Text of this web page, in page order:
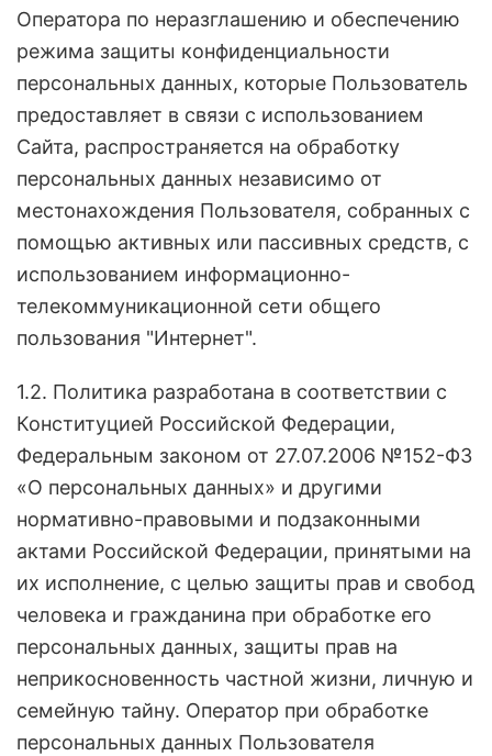
Оператора по неразглашению и обеспечению
режима защиты конфиденциальности
персональных данных, которые Пользователь
предоставляет в связи с использованием
Сайта, распространяется на обработку
персональных данных независимо от
местонахождения Пользователя, собранных с
помощью активных или пассивных средств, с
использованием информационно-
телекоммуникационной сети общего
пользования "Интернет".
1.2. Политика разработана в соответствии с
Конституцией Российской Федерации,
Федеральным законом от 27.07.2006 №152-ФЗ
«О персональных данных» и другими
нормативно-правовыми и подзаконными
актами Российской Федерации, принятыми на
их исполнение, с целью защиты прав и свобод
человека и гражданина при обработке его
персональных данных, защиты прав на
неприкосновенность частной жизни, личную и
семейную тайну. Оператор при обработке
персональных данных Пользователя